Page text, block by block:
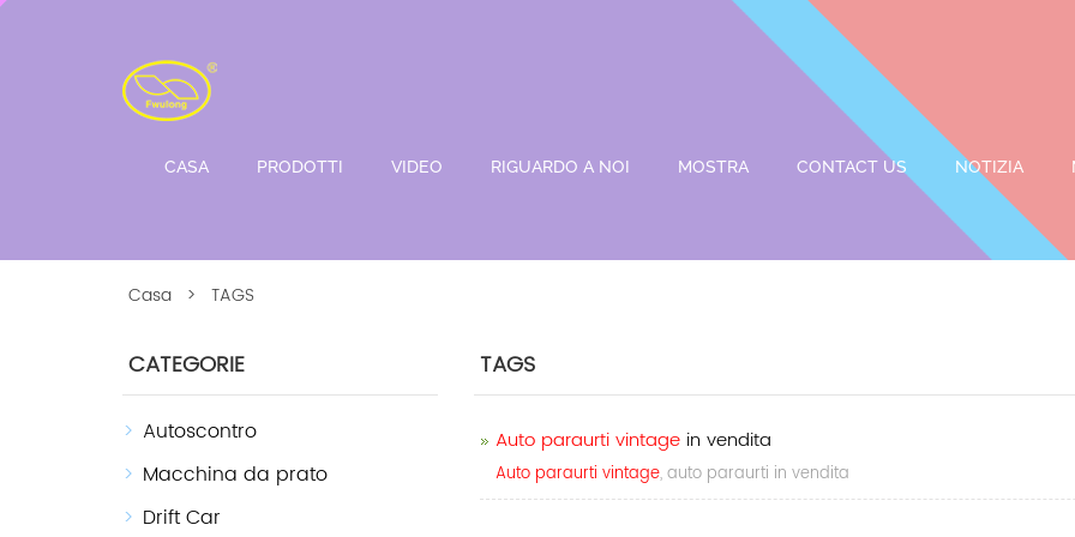
CASA PRODOTTI VIDEO RIGUARDO A NOI MOSTRA CONTACT US NOTIZIA
Casa > TAGS
TAGS
Auto paraurti vintagein vendita
Auto paraurti vintage, auto paraurti in vendita
CATEGORIE
Autoscontro
Macchina da prato
Drift Car